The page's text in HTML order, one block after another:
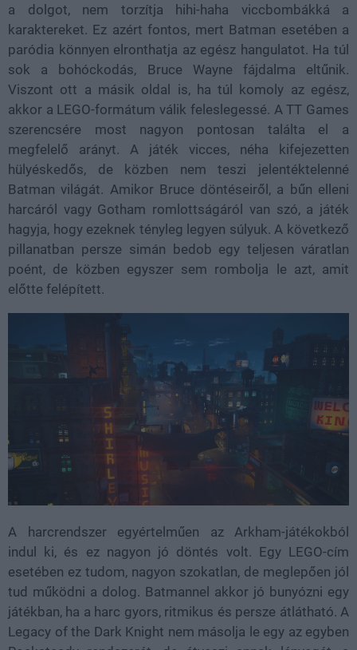
a dolgot, nem torzítja hihi-haha viccbombákká a
karaktereket. Ez azért fontos, mert Batman esetében a
paródia könnyen elronthatja az egész hangulatot. Ha túl
sok a bohóckodás, Bruce Wayne fájdalma eltűnik.
Viszont ott a másik oldal is, ha túl komoly az egész,
akkor a LEGO-formátum válik feleslegessé. A TT Games
szerencsére most nagyon pontosan találta el a
megfelelő arányt. A játék vicces, néha kifejezetten
hülyéskedős, de közben nem teszi jelentéktelenné
Batman világát. Amikor Bruce döntéseiről, a bűn elleni
harcáról vagy Gotham romlottságáról van szó, a játék
hagyja, hogy ezeknek tényleg legyen súlyuk. A következő
pillanatban persze simán bedob egy teljesen váratlan
poént, de közben egyszer sem rombolja le azt, amit
előtte felépített.
A harcrendszer egyértelműen az Arkham-játékokból
indul ki, és ez nagyon jó döntés volt. Egy LEGO-cím
esetében ez tudom, nagyon szokatlan, de meglepően jól
tud működni a dolog. Batmannel akkor jó bunyózni egy
játékban, ha a harc gyors, ritmikus és persze átlátható. A
Legacy of the Dark Knight nem másolja le egy az egyben